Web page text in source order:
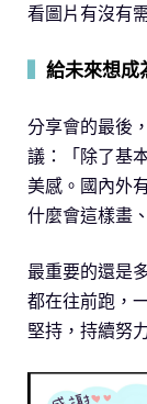
看圖片有沒有
給未來想成
分享會的最後
議：「除了基
美感。國內外
什麼會這樣畫
最重要的還是
都在往前跑，
堅持，持續努